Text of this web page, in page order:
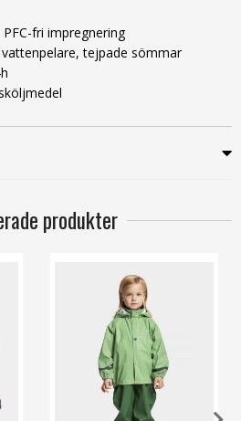
fri impregnering
tejpade sömmar
produkter